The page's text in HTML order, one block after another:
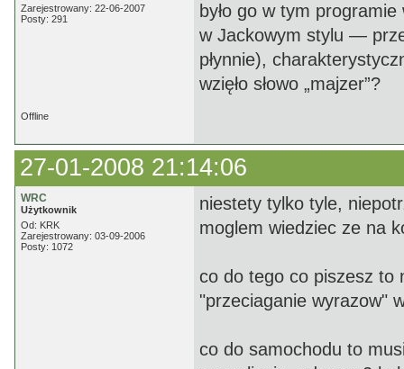
Zarejestrowany: 22-06-2007
Posty: 291
było go w tym
w Jackowym stylu —
płynnie),
wzięło słowo „majzer”?
Offline
27-01-2008 21:14:06
WRC
Użytkownik
Od: KRK
Zarejestrowany: 03-09-2006
Posty: 1072
niestety tylko tyle,
moglem wiedziec ze na
co do tego co piszesz to
"przeciaganie wyrazow"
co do samochodu to